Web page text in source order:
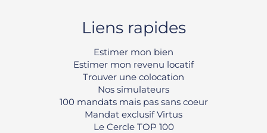
Liens rapides
Estimer mon bien
Estimer mon revenu locatif
Trouver une colocation
Nos simulateurs
100 mandats mais pas sans coeur
Mandat exclusif Virtus
Le Cercle TOP 100